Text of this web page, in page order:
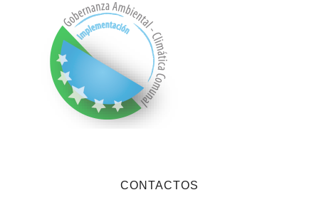
CONTACTOS